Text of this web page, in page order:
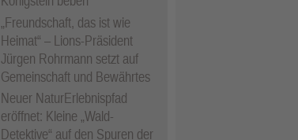
„Freundschaft, das ist wie
Heimat“ – Lions-Präsident
Jürgen Rohrmann setzt auf
Gemeinschaft und Bewährtes
Neuer NaturErlebnispfad
eröffnet: Kleine „Wald-
Detektive“ auf den Spuren der